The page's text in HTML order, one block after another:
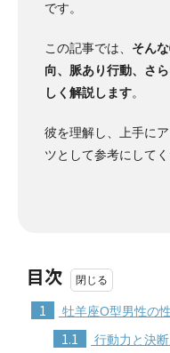
です。
この記事では、 そん
向、脈あり行動、さ
しく解説します。
彼を理解し、上手に
ツとして参考にしてく
目次
1 牡羊座O型男性の
1.1 行動力と決